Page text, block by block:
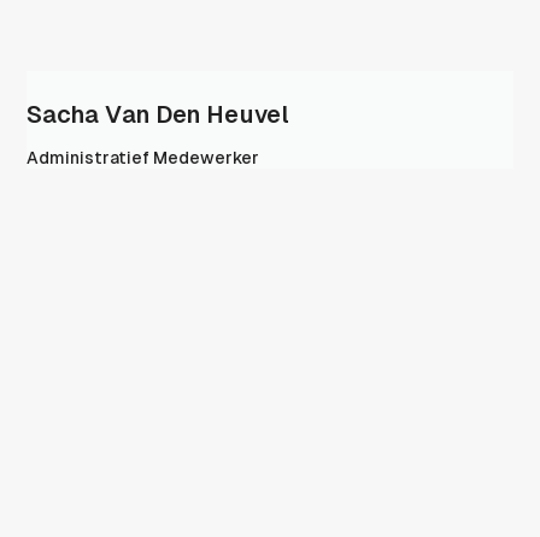
Sacha Van Den Heuvel
Administratief Medewerker